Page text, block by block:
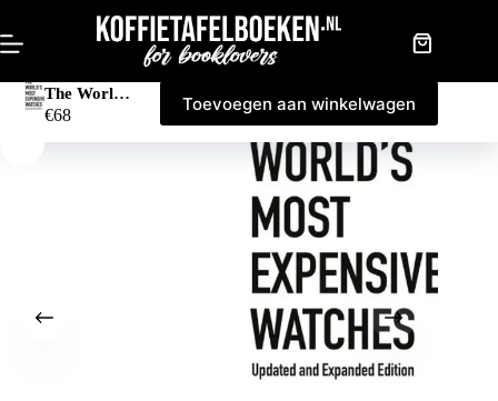
artikel
The World’s Most Expensive Watches
€68
Toevoegen aan winkelwagen